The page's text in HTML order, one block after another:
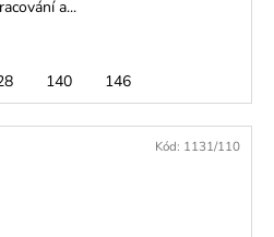
a...
140 146
Kód: 1131/110